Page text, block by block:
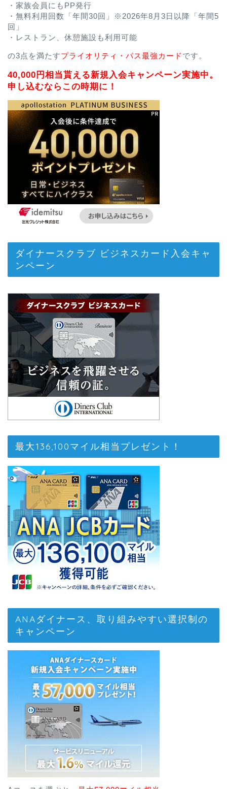
・家族会員にもPP発行
・無料利用回数「年間30回」※2026年8月3日以降「年間5
回」
・レストラン、休憩施設も利用可能
の3点を満たすプライオリティ・パス最強カード です。
40,000円相当貰える新規入会キャンペーン実施中。
申し込むならこの時期に！
ダイナースクラブ ビジネスカード入会キャ
ンペーン
最大136,100マイル相当プレゼント！
ANAダイナース、取り組みやすい選択制の
キャンペーン